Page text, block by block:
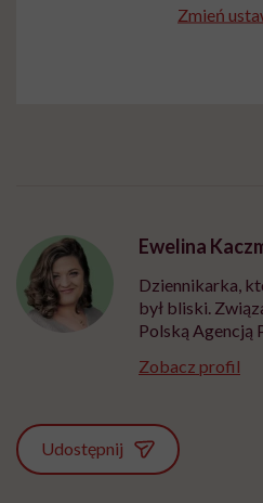
Zmień
Ewelina
Dziennikarka,
był bliski.
Polską Agencją
Zobacz profil
Udostępnij